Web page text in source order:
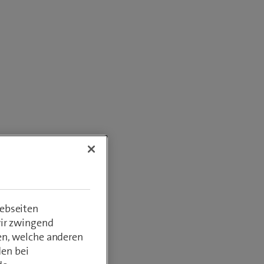
zwingend
welche anderen
bei